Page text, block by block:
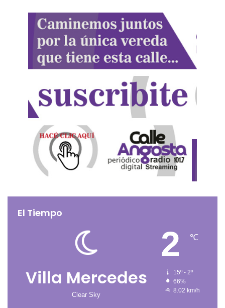
El Tiempo
Villa Mercedes
Clear Sky
2 ℃
15º - 2º
66%
8.02 km/h